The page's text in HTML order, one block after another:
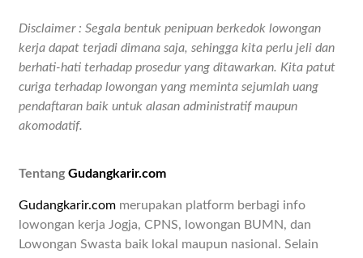
Disclaimer : Segala bentuk penipuan berkedok lowongan
kerja dapat terjadi dimana saja, sehingga kita perlu jeli dan
berhati-hati terhadap prosedur yang ditawarkan. Kita patut
curiga terhadap lowongan yang meminta sejumlah uang
pendaftaran baik untuk alasan administratif maupun
akomodatif.
TentangGudangkarir.com
Gudangkarir.com merupakan platform berbagi info
lowongan kerja Jogja, CPNS, lowongan BUMN, dan
Lowongan Swasta baik lokal maupun nasional. Selain